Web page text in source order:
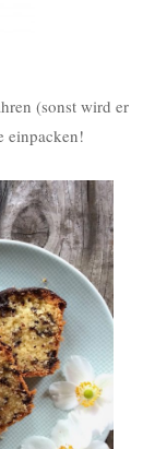
(sonst wird er
einpacken!